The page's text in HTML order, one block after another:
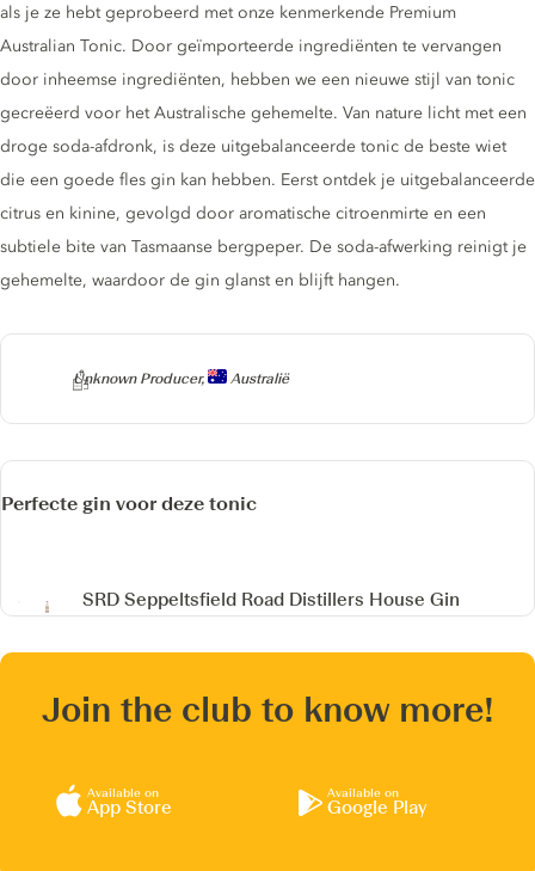
Producer
Unknown Producer, Australië
als je ze hebt geprobeerd met onze kenmerkende Premium
Australian Tonic. Door geïmporteerde ingrediënten te vervangen
door inheemse ingrediënten, hebben we een nieuwe stijl van tonic
gecreëerd voor het Australische gehemelte. Van nature licht met een
droge soda-afdronk, is deze uitgebalanceerde tonic de beste wiet
die een goede fles gin kan hebben. Eerst ontdek je uitgebalanceerde
citrus en kinine, gevolgd door aromatische citroenmirte en een
subtiele bite van Tasmaanse bergpeper. De soda-afwerking reinigt je
gehemelte, waardoor de gin glanst en blijft hangen.
Perfecte gin voor deze tonic
SRD Seppeltsfield Road Distillers House Gin
Join the club to know more!
Available on
App Store
Available on
Google Play